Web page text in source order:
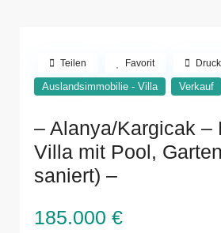
Auslandsimmobilie - Villa Verkauf
– Alanya/Kargicak –
Villa mit Pool,
saniert) –
185.000 €
Teilen Favorit